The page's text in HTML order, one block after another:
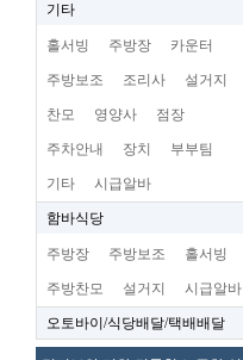
기타
홀서빙 주방장 카운터
주방보조 조리사 설거지
찬모 영양사 점장
주차안내 장치 부부팀
기타 시급알바
함바식당
주방장 주방보조 홀서빙
주방찬모 설거지 시급알바
오토바이/식당배달/택배배달